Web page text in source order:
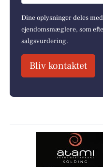
Dine oplysninger deles
ejendomsmæglere, som
salgsvurdering.
Bliv kontaktet